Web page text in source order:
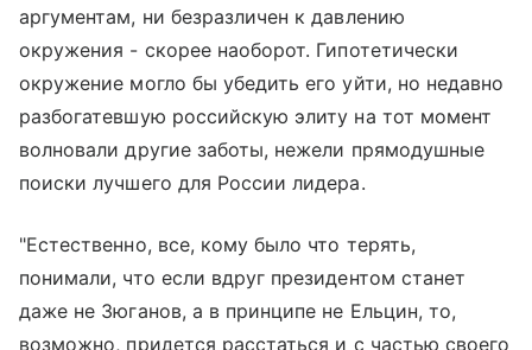
аргументам, ни безразличен к давлению
окружения - скорее наоборот. Гипотетически
окружение могло бы убедить его уйти, но недавно
разбогатевшую российскую элиту на тот момент
волновали другие заботы, нежели прямодушные
поиски лучшего для России лидера.
"Естественно, все, кому было что терять,
понимали, что если вдруг президентом станет
даже не Зюганов, а в принципе не Ельцин, то,
возможно, придется расстаться и с частью своего